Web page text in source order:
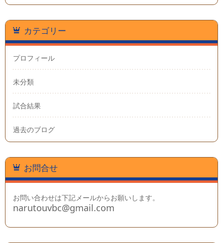
カテゴリー
プロフィール
未分類
試合結果
過去のブログ
お問合せ
お問い合わせは下記メールからお願いします。
narutouvbc@gmail.com